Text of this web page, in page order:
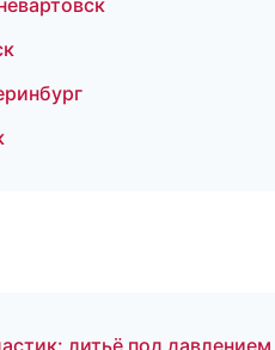
литьё под давлением